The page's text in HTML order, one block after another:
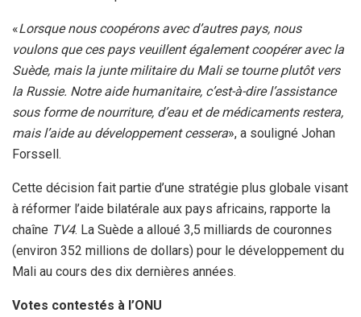
«Lorsque nous coopérons avec d’autres pays, nous
voulons que ces pays veuillent également coopérer avec la
Suède, mais la junte militaire du Mali se tourne plutôt vers
la Russie. Notre aide humanitaire, c’est-à-dire l’assistance
sous forme de nourriture, d’eau et de médicaments restera,
mais l’aide au développement cessera», a souligné Johan
Forssell.
Cette décision fait partie d’une stratégie plus globale visant
à réformer l’aide bilatérale aux pays africains, rapporte la
chaîne TV4. La Suède a alloué 3,5 milliards de couronnes
(environ 352 millions de dollars) pour le développement du
Mali au cours des dix dernières années.
Votes contestés à l’ONU